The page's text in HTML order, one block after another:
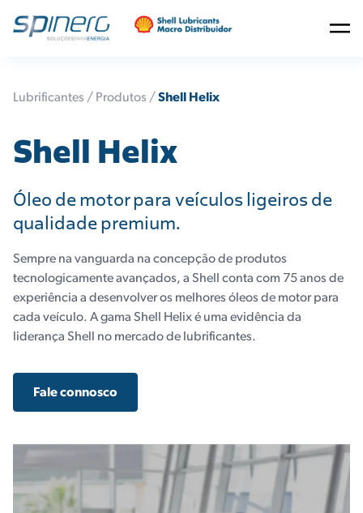
Lubrificantes / Produtos / Shell Helix
Shell Helix
Óleo de motor para veículos ligeiros de
qualidade premium.
Sempre na vanguarda na concepção de produtos
tecnologicamente avançados, a Shell conta com 75 anos de
experiência a desenvolver os melhores óleos de motor para
cada veículo. A gama Shell Helix é uma evidência da
liderança Shell no mercado de lubrificantes.
Fale connosco